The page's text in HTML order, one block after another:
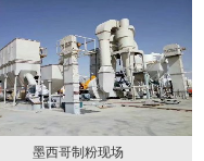
山东制粉现场